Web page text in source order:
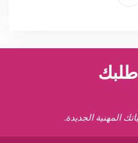
طلبك
المهنية الجديدة.